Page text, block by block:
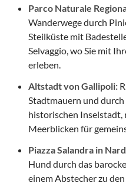
Parco Naturale
Wanderwege durch
Steilküste mit
Selvaggio, wo Sie mit
erleben.
Altstadt von Gallipoli:
Stadtmauern und durch
historischen
Meerblicken für
Piazza Salandra in
Hund durch das
einem Abstecher zu